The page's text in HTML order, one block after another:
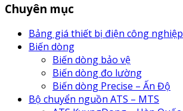
Chuyên mục
Bảng giá thiết bị điện công nghiệp
Biến dòng
Biến dòng bảo vệ
Biến dòng đo lường
Biến dòng Precise – Ấn Độ
Bộ chuyển nguồn ATS – MTS